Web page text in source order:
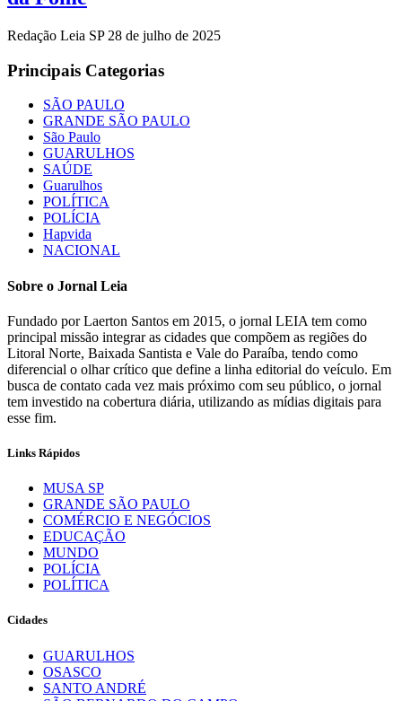
Redação Leia SP 28 de julho de 2025
Principais Categorias
SÃO PAULO
GRANDE SÃO PAULO
São Paulo
GUARULHOS
SAÚDE
Guarulhos
POLÍTICA
POLÍCIA
Hapvida
NACIONAL
Sobre o Jornal Leia
Fundado por Laerton Santos em 2015, o jornal LEIA tem como
principal missão integrar as cidades que compõem as regiões do
Litoral Norte, Baixada Santista e Vale do Paraíba, tendo como
diferencial o olhar crítico que define a linha editorial do veículo. Em
busca de contato cada vez mais próximo com seu público, o jornal
tem investido na cobertura diária, utilizando as mídias digitais para
esse fim.
Links Rápidos
MUSA SP
GRANDE SÃO PAULO
COMÉRCIO E NEGÓCIOS
EDUCAÇÃO
MUNDO
POLÍCIA
POLÍTICA
Cidades
GUARULHOS
OSASCO
SANTO ANDRÉ